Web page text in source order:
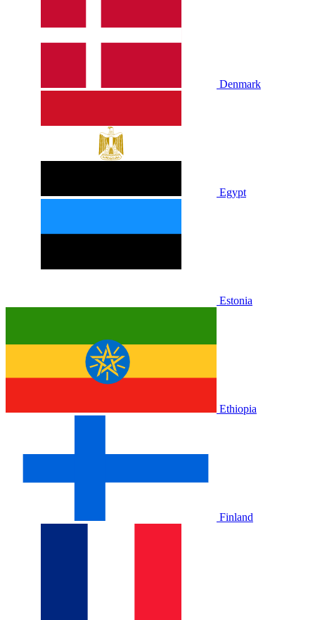
Denmark
Egypt
Estonia
Ethiopia
Finland